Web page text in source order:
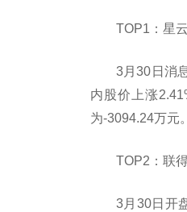
TOP1：星
3月30日消
内股价上涨
为-3094.24万元。
TOP2：联
3月30日开